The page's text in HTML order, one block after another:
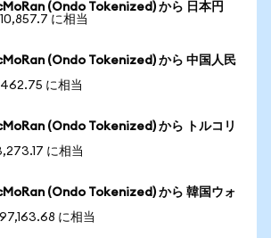
(Ondo Tokenized) から 日本円
に相当
(Ondo Tokenized) から 中国人民
462.75 に相当
(Ondo Tokenized) から トルコリ
に相当
(Ondo Tokenized) から 韓国ウォ
に相当